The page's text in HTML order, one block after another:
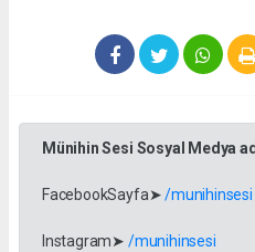
Münihin Sesi Sosyal Medya
FacebookSayfa➤/munihinsesi
Instagram➤ /munihinsesi